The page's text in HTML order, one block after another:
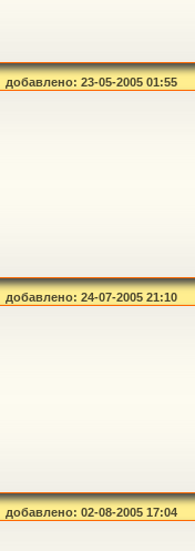
добавлено: 23-05-2005 01:55
добавлено: 24-07-2005 21:10
добавлено: 02-08-2005 17:04